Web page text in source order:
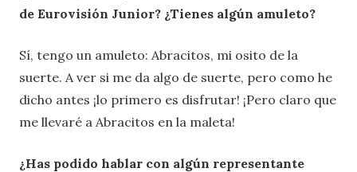
de Eurovisión Junior? ¿Tienes algún amuleto?
Sí, tengo un amuleto: Abracitos, mi osito de la
suerte. A ver si me da algo de suerte, pero como he
dicho antes ¡lo primero es disfrutar! ¡Pero claro que
me llevaré a Abracitos en la maleta!
¿Has podido hablar con algún representante